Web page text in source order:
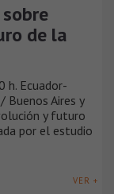
sobre
de la
h. Ecuador-
Buenos Aires y
y futuro
por el estudio
VER +